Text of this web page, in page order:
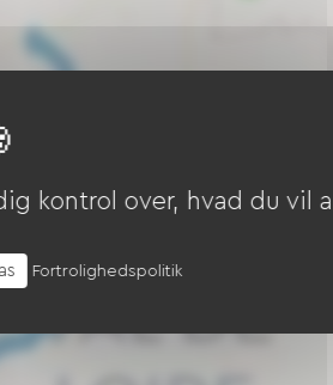
kontrol over, hvad du vil
Fortrolighedspolitik